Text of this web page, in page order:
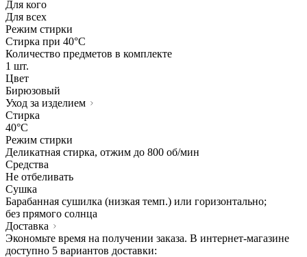
Для кого
Для всех
Режим стирки
Стирка при 40°С
Количество предметов в комплекте
1 шт.
Цвет
Бирюзовый
Уход за изделием
Стирка
40°C
Режим стирки
Деликатная стирка, отжим до 800 об/мин
Средства
Не отбеливать
Сушка
Барабанная сушилка (низкая темп.) или горизонтально;
без прямого солнца
Доставка
Экономьте время на получении заказа. В интернет-магазине
доступно 5 вариантов доставки: